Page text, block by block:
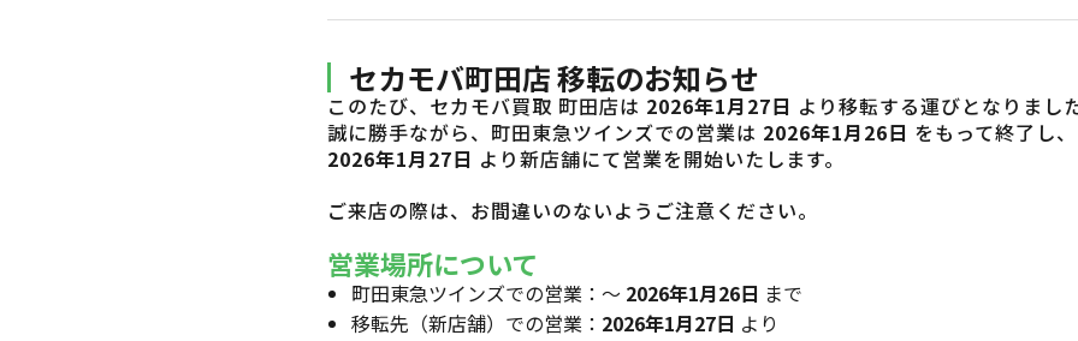
セカモバ町田店 移転のお知らせ
このたび、セカモバ買取 町田店は 2026年1月27日 より移転する運びとなりまし
誠に勝手ながら、町田東急ツインズでの営業は 2026年1月26日 をもって終了し、
2026年1月27日 より新店舗にて営業を開始いたします。
ご来店の際は、お間違いのないようご注意ください。
営業場所について
町田東急ツインズでの営業：～ 2026年1月26日 まで
移転先（新店舗）での営業： 2026年1月27日 より